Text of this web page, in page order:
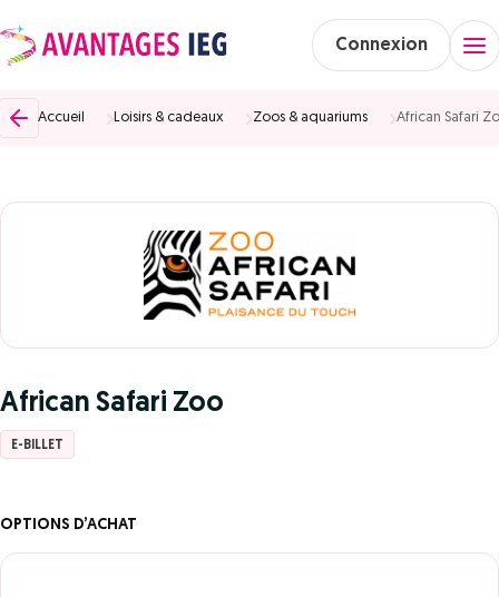
Connexion
Accueil Loisirs & cadeaux Zoos & aquariums African Safari
African Safari Zoo
E-BILLET
OPTIONS D’ACHAT